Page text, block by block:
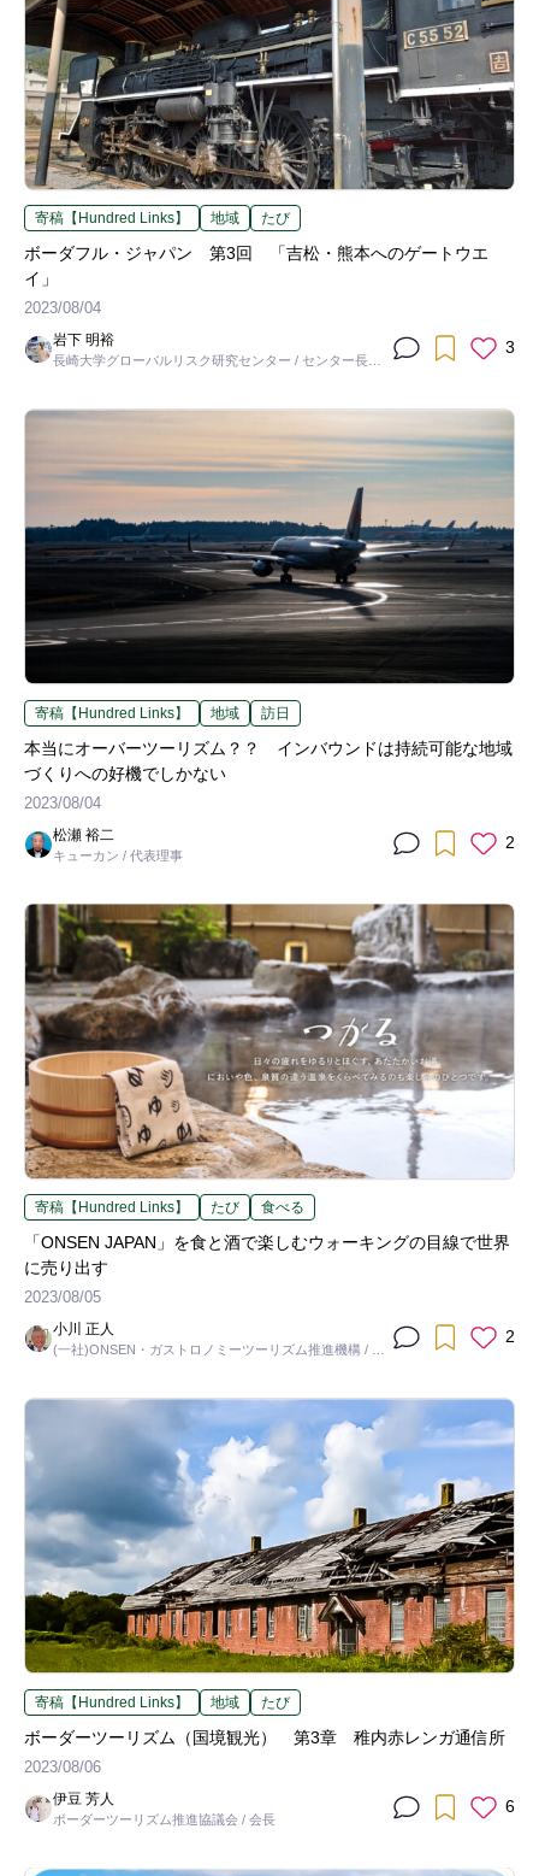
寄稿【Hundred Links】 地域 たび
ボーダフル・ジャパン 第3回 「吉松・熊本へのゲートウエ
イ」
2023/08/04
岩下 明裕
長崎大学グローバルリスク研究センター / センター長・
3
寄稿【Hundred Links】 地域 訪日
本当にオーバーツーリズム？？ インバウンドは持続可能な地域
づくりへの好機でしかない
2023/08/04
松瀬 裕二
キューカン / 代表理事
2
寄稿【Hundred Links】 たび 食べる
「ONSEN JAPAN」を食と酒で楽しむウォーキングの目線で世界
に売り出す
2023/08/05
小川 正人
(一社)ONSEN・ガストロノミーツーリズム推進機構 / 理
2
寄稿【Hundred Links】 地域 たび
ボーダーツーリズム（国境観光） 第3章 稚内赤レンガ通信所
2023/08/06
伊豆 芳人
ボーダーツーリズム推進協議会 / 会長
6